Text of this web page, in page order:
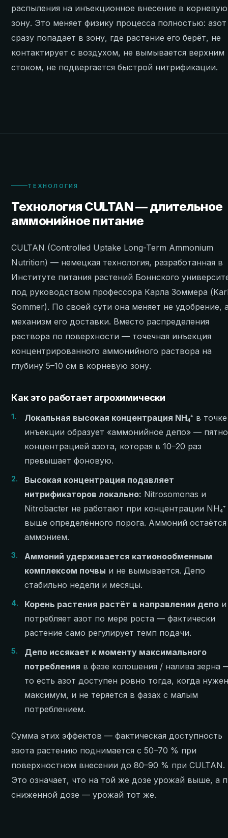
распыления на инъекционное внесение в корневую
зону. Это меняет физику процесса полностью: азот
сразу попадает в зону, где растение его берёт, не
контактирует с воздухом, не вымывается верхним
стоком, не подвергается быстрой нитрификации.
ТЕХНОЛОГИЯ
Технология CULTAN — длительное
аммонийное питание
CULTAN (Controlled Uptake Long-Term Ammonium
Nutrition) — немецкая технология, разработанная в
Институте питания растений Боннского
под руководством профессора Карла Зоммера
Sommer). По своей сути она меняет не удобрение,
механизм его доставки. Вместо распределения
раствора по поверхности — точечная инъекция
концентрированного аммонийного раствора на
глубину 5–10 см в корневую зону.
Как это работает агрохимически
1. Локальная высокая концентрация NH₄⁺ в точке
инъекции образует «аммонийное депо» —
концентрацией азота, которая в 10–20 раз
превышает фоновую.
2.
Высокая концентрация подавляет
нитрификаторов локально: Nitrosomonas и
Nitrobacter не работают при концентрации NH₄⁺
выше определённого порога. Аммоний остаётся
аммонием.
3.
Аммоний удерживается катионообменным
комплексом почвы и не вымывается. Депо
стабильно недели и месяцы.
4. Корень растения растёт в направлении депо и
потребляет азот по мере роста — фактически
растение само регулирует темп подачи.
5.
Депо иссякает к моменту максимального
потребления в фазе колошения / налива зерна
то есть азот доступен ровно тогда, когда
максимум, и не теряется в фазах с малым
потреблением.
Сумма этих эффектов — фактическая доступность
азота растению поднимается с 50–70 % при
поверхностном внесении до 80–90 % при CULTAN.
Это означает, что на той же дозе урожай выше, а
сниженной дозе — урожай тот же.